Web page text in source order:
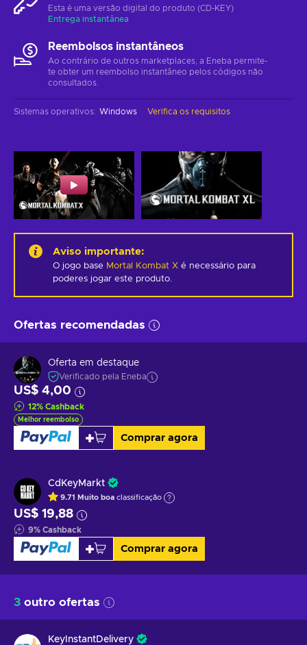
Esta é uma versão digital do produto (CD-KEY)
Entrega instantânea
Reembolsos instantâneos
Ao contrário de outros marketplaces, a Eneba permite-
te obter um reembolso instantâneo pelos códigos não
consultados.
Sistemas operativos: Windows Verifica os requisitos
Aviso importante:
O jogo base Mortal Kombat X é necessário para
poderes jogar este produto.
Ofertas recomendadas
Oferta em destaque
Verificado pela Eneba
US$ 4,00
12% Cashback
Melhor reembolso
Comprar agora
CdKeyMarkt
9.71 Muito boa classificação
US$ 19,88
9% Cashback
Comprar agora
3 outro ofertas
KeyInstantDelivery